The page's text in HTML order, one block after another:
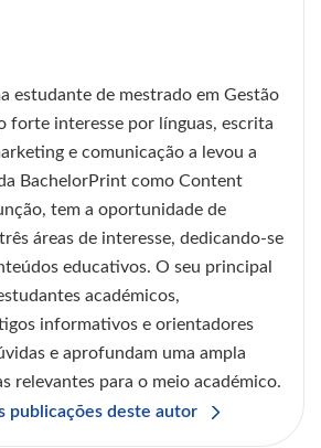
estudante de mestrado em Gestão
forte interesse por línguas, escrita
e comunicação a levou a
BachelorPrint como Content
tem a oportunidade de
áreas de interesse, dedicando-se
educativos. O seu principal
académicos,
informativos e orientadores
e aprofundam uma ampla
relevantes para o meio académico.
publicações deste autor